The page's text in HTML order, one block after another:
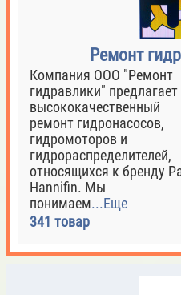
Ремонт
Компания ООО "Ремонт
гидравлики" предлагает
высококачественный
ремонт гидронасосов,
гидромоторов и
гидрораспределителей,
относящихся к бренду
Hannifin. Мы
понимаем...Еще
341 товар